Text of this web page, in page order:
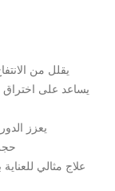
5. يقلل من
7. يعزز
8.